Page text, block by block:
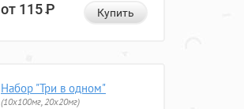
от 115Р Купить
Набор "Три в одном"
(10x100мг, 20x20мг)